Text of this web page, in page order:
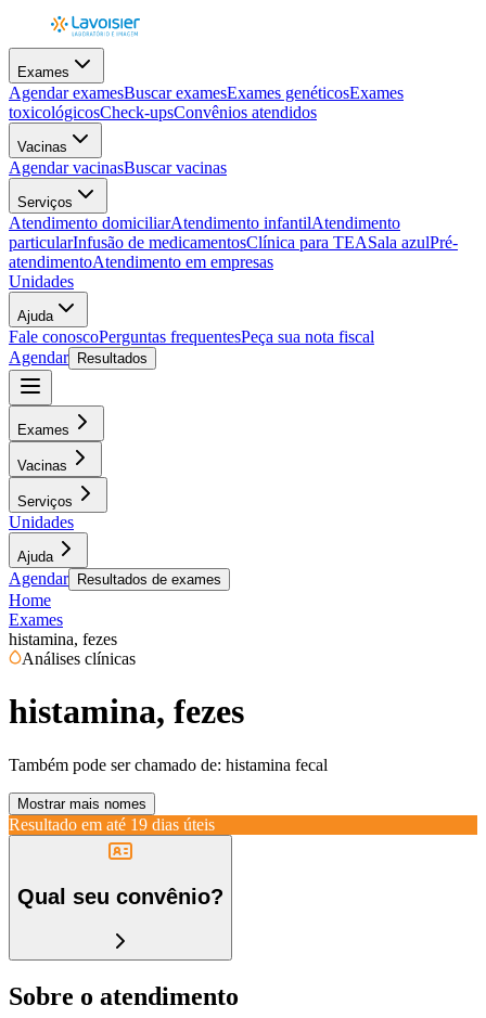
Exames
Agendar examesBuscar examesExames genéticosExames
toxicológicosCheck-upsConvênios atendidos
Vacinas
Agendar vacinasBuscar vacinas
Serviços
Atendimento domiciliarAtendimento infantilAtendimento
particularInfusão de medicamentosClínica para TEASala azulPré-
atendimentoAtendimento em empresas
Unidades
Ajuda
Fale conoscoPerguntas frequentesPeça sua nota fiscal
Agendar
Resultados
Exames
Vacinas
Serviços
Unidades
Ajuda
Agendar Resultados de exames
Home
Exames
histamina, fezes
Análises clínicas
histamina, fezes
Também pode ser chamado de: histamina fecal
Mostrar mais nomes
Resultado em até 19 dias úteis
Qual seu convênio?
Sobre o atendimento